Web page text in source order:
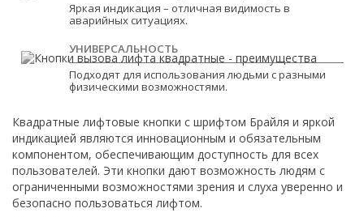
Яркая индикация – отличная видимость в
аварийных ситуациях.
УНИВЕРСАЛЬНОСТЬ
Подходят для использования людьми с разными
физическими возможностями.
Квадратные лифтовые кнопки с шрифтом Брайля и яркой
индикацией являются инновационным и обязательным
компонентом, обеспечивающим доступность для всех
пользователей. Эти кнопки дают возможность людям с
ограниченными возможностями зрения и слуха уверенно и
безопасно пользоваться лифтом.